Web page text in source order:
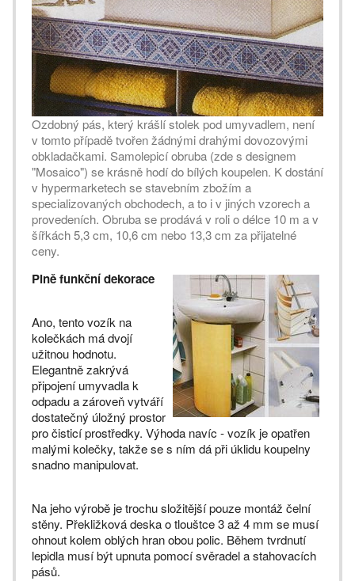
Ozdobný pás, který krášlí stolek pod umyvadlem, není
v tomto případě tvořen žádnými drahými dovozovými
obkladačkami. Samolepicí obruba (zde s designem
"Mosaico") se krásně hodí do bílých koupelen. K dostání
v hypermarketech se stavebním zbožím a
specializovaných obchodech, a to i v jiných vzorech a
provedeních. Obruba se prodává v roli o délce 10 m a v
šířkách 5,3 cm, 10,6 cm nebo 13,3 cm za přijatelné
ceny.
Plně funkční dekorace
Ano, tento vozík na
kolečkách má dvojí
užitnou hodnotu.
Elegantně zakrývá
připojení umyvadla k
odpadu a zároveň vytváří
dostatečný úložný prostor
pro čisticí prostředky. Výhoda navíc - vozík je opatřen
malými kolečky, takže se s ním dá při úklidu koupelny
snadno manipulovat.
Na jeho výrobě je trochu složitější pouze montáž čelní
stěny. Překližková deska o tlouštce 3 až 4 mm se musí
ohnout kolem oblých hran obou polic. Během tvrdnutí
lepidla musí být upnuta pomocí svěradel a stahovacích
pásů.